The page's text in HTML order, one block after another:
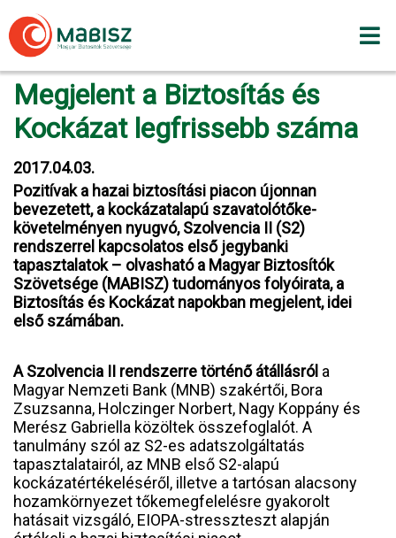
to
content
Megjelent a Biztosítás és
Kockázat legfrissebb száma
2017.04.03.
Pozitívak a hazai biztosítási piacon újonnan
bevezetett, a kockázatalapú szavatolótőke-
követelményen nyugvó, Szolvencia II (S2)
rendszerrel kapcsolatos első jegybanki
tapasztalatok – olvasható a Magyar Biztosítók
Szövetsége (MABISZ) tudományos folyóirata, a
Biztosítás és Kockázat napokban megjelent, idei
első számában.
A Szolvencia II rendszerre történő átállásról a
Magyar Nemzeti Bank (MNB) szakértői, Bora
Zsuzsanna, Holczinger Norbert, Nagy Koppány és
Merész Gabriella közöltek összefoglalót. A
tanulmány szól az S2-es adatszolgáltatás
tapasztalatairól, az MNB első S2-alapú
kockázatértékeléséről, illetve a tartósan alacsony
hozamkörnyezet tőkemegfelelésre gyakorolt
hatásait vizsgáló, EIOPA-stresszteszt alapján